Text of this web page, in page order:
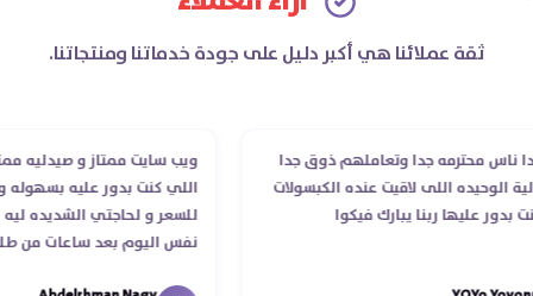
ثقة عملائنا هي أكبر دليل على جودة خدماتنا ومنتجاتنا.
جدا وتعاملهم ذوق جدا
اللى لاقيت عنده الكبسولات
ربنا يبارك فيكوا
ويب سايت ممتاز و صيدليه ممتازه
اللي كنت بدور عليه بسهوله و من
للسعر و لحاجتي الشديده ليه قدر
نفس اليوم بعد ساعات من طلبي و